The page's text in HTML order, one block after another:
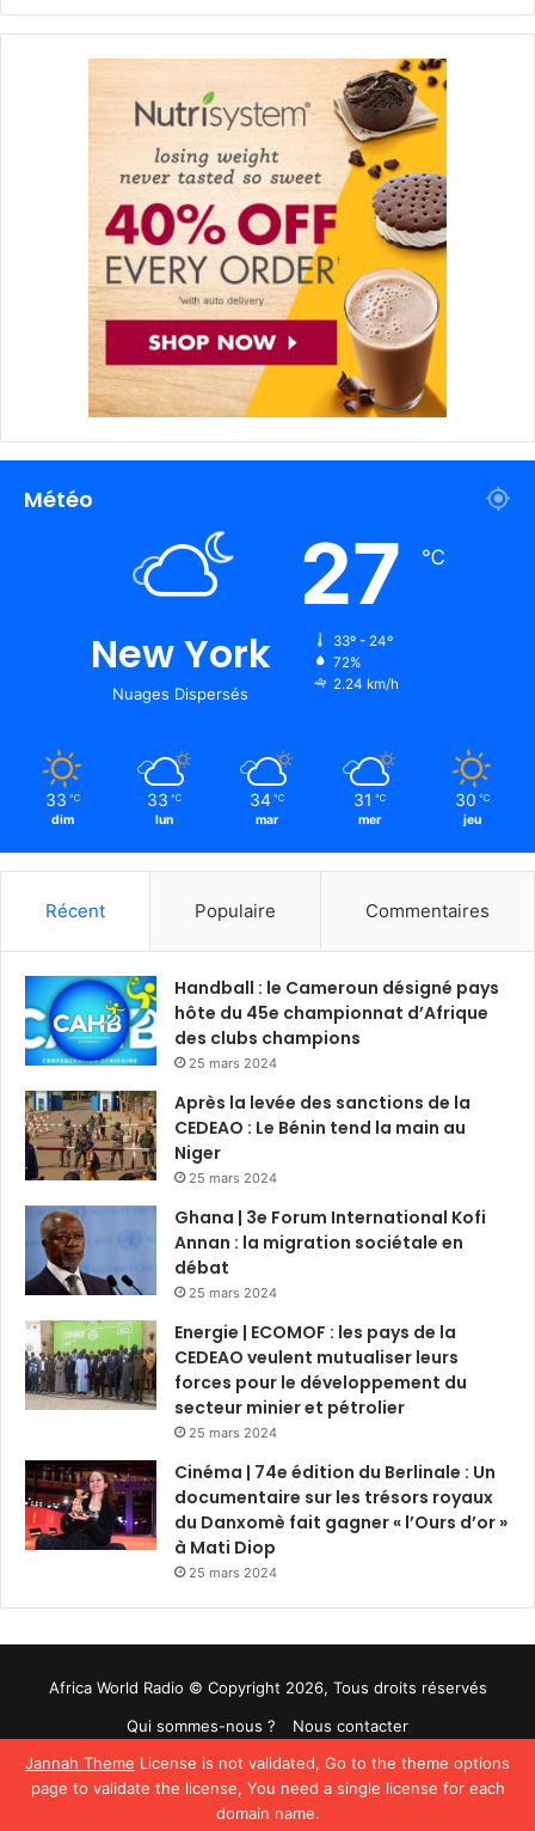
Jannah Theme License is not validated, Go to the theme options
page to validate the license, You need a single license for each
domain name.
Météo
New York
Nuages Dispersés
27 ℃
33º - 24º
72%
2.24 km/h
33 ℃
dim
33 ℃
lun
34 ℃
mar
31 ℃
mer
30 ℃
jeu
Récent Populaire Commentaires
Handball : le Cameroun désigné pays
hôte du 45e championnat d’Afrique
des clubs champions
25 mars 2024
Après la levée des sanctions de la
CEDEAO : Le Bénin tend la main au
Niger
25 mars 2024
Ghana | 3e Forum International Kofi
Annan : la migration sociétale en
débat
25 mars 2024
Energie | ECOMOF : les pays de la
CEDEAO veulent mutualiser leurs
forces pour le développement du
secteur minier et pétrolier
25 mars 2024
Cinéma | 74e édition du Berlinale : Un
documentaire sur les trésors royaux
du Danxomè fait gagner « l’Ours d’or »
à Mati Diop
25 mars 2024
Africa World Radio © Copyright 2026, Tous droits réservés
Qui sommes-nous ?
Nous contacter
FacebookTwitterYouTube